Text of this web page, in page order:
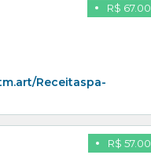
R$ 67.00
Receitaspa-
R$ 57.00